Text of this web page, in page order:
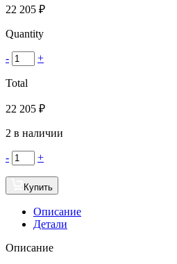
22 205 ₽
Quantity
- +
Total
22 205 ₽
2 в наличии
- +
Купить
Описание
Детали
Описание